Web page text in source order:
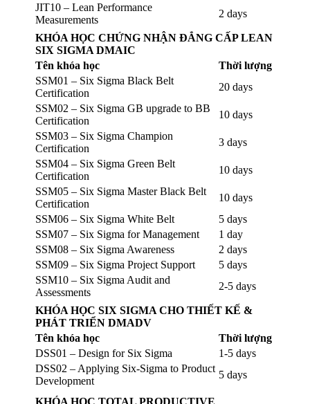
JIT10 – Lean Performance
Measurements
2 days
KHÓA HỌC CHỨNG NHẬN ĐẲNG CẤP LEAN
SIX SIGMA DMAIC
Tên khóa học
Thời lượng
SSM01 – Six Sigma Black Belt
Certification
20 days
SSM02 – Six Sigma GB upgrade to BB
Certification
10 days
SSM03 – Six Sigma Champion
Certification
3 days
SSM04 – Six Sigma Green Belt
Certification
10 days
SSM05 – Six Sigma Master Black Belt
Certification
10 days
SSM06 – Six Sigma White Belt
5 days
SSM07 – Six Sigma for Management
1 day
SSM08 – Six Sigma Awareness
2 days
SSM09 – Six Sigma Project Support
5 days
SSM10 – Six Sigma Audit and
Assessments
2-5 days
KHÓA HỌC SIX SIGMA CHO THIẾT KẾ &
PHÁT TRIỂN DMADV
Tên khóa học
Thời lượng
DSS01 – Design for Six Sigma
1-5 days
DSS02 – Applying Six-Sigma to Product
Development
5 days
KHÓA HỌC TOTAL PRODUCTIVE